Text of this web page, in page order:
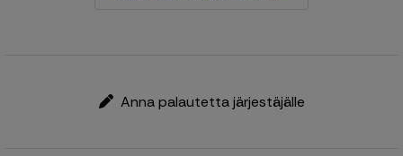
Anna palautetta järjestäjälle